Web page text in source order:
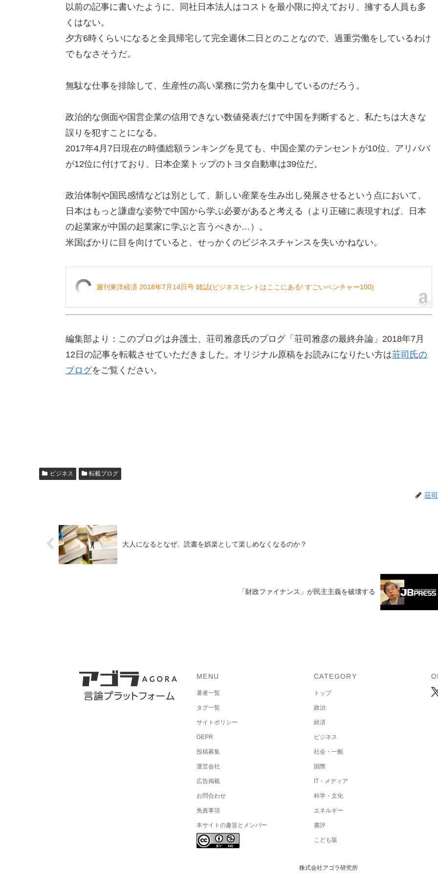
以前の記事に書いたように、同社日本法人はコストを最小限に抑えており、擁する人員も多
くはない。
夕方6時くらいになると全員帰宅して完全週休二日とのことなので、過重労働をしているわけ
でもなさそうだ。
無駄な仕事を排除して、生産性の高い業務に労力を集中しているのだろう。
政治的な側面や国営企業の信用できない数値発表だけで中国を判断すると、私たちは大きな
誤りを犯すことになる。
2017年4月7日現在の時価総額ランキングを見ても、中国企業のテンセントが10位、アリババ
が12位に付けており、日本企業トップのトヨタ自動車は39位だ。
政治体制や国民感情などは別として、新しい産業を生み出し発展させるという点において、
日本はもっと謙虚な姿勢で中国から学ぶ必要があると考える（より正確に表現すれば、日本
の起業家が中国の起業家に学ぶと言うべきか…）。
米国ばかりに目を向けていると、せっかくのビジネスチャンスを失いかねない。
週刊東洋経済 2018年7月14日号 雑誌(ビジネスヒントはここにある! すごいベンチャー100)
編集部より：このブログは弁護士、荘司雅彦氏のブログ「荘司雅彦の最終弁論」2018年7月
12日の記事を転載させていただきました。オリジナル原稿をお読みになりたい方は荘司氏の
ブログをご覧ください。
ビジネス 転載ブログ
荘
大人になるとなぜ、読書を娯楽として楽しめなくなるのか？
「財政ファイナンス」が民主主義を破壊する
MENU
著者一覧
タグ一覧
サイトポリシー
GEPR
投稿募集
運営会社
広告掲載
お問合わせ
免責事項
本サイトの趣旨とメンバー
CATEGORY
トップ
政治
経済
ビジネス
社会・一般
国際
IT・メディア
科学・文化
エネルギー
書評
こども版
株式会社アゴラ研究所